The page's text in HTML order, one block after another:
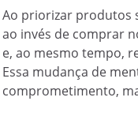
Ao priorizar produtos
ao invés de comprar
e, ao mesmo tempo,
Essa mudança de
comprometimento,